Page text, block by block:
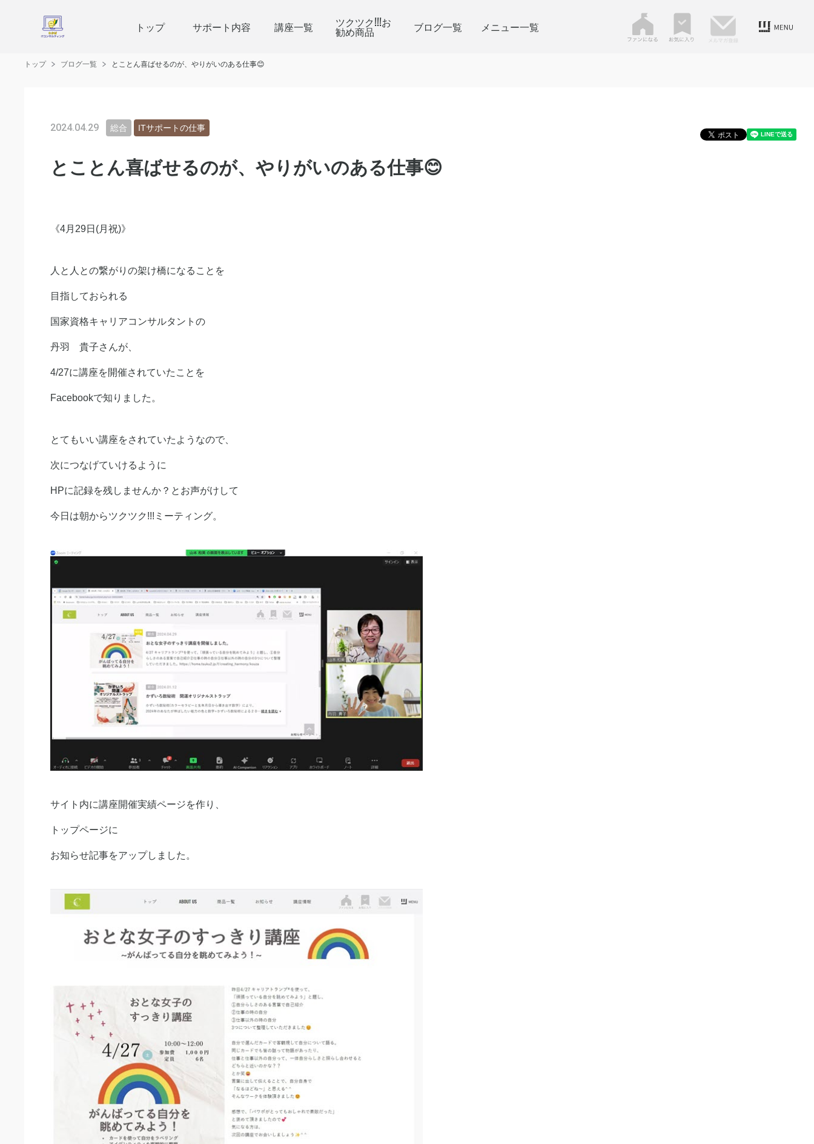
トップ サポート内容 講座一覧 ツクツク!!!お
勧め商品 ブログ一覧 メニュー一覧
トップ ブログ一覧 とことん喜ばせるのが、やりがいのある仕事😊
2024.04.29 総合 ITサポートの仕事
とことん喜ばせるのが、やりがいのある仕事😊
《4月29日(月祝)》
人と人との繋がりの架け橋になることを
目指しておられる
国家資格キャリアコンサルタントの
丹羽 貴子さんが、
4/27に講座を開催されていたことを
Facebookで知りました。
とてもいい講座をされていたようなので、
次につなげていけるように
HPに記録を残しませんか？とお声がけして
今日は朝からツクツク!!!ミーティング。
サイト内に講座開催実績ページを作り、
トップページに
お知らせ記事をアップしました。